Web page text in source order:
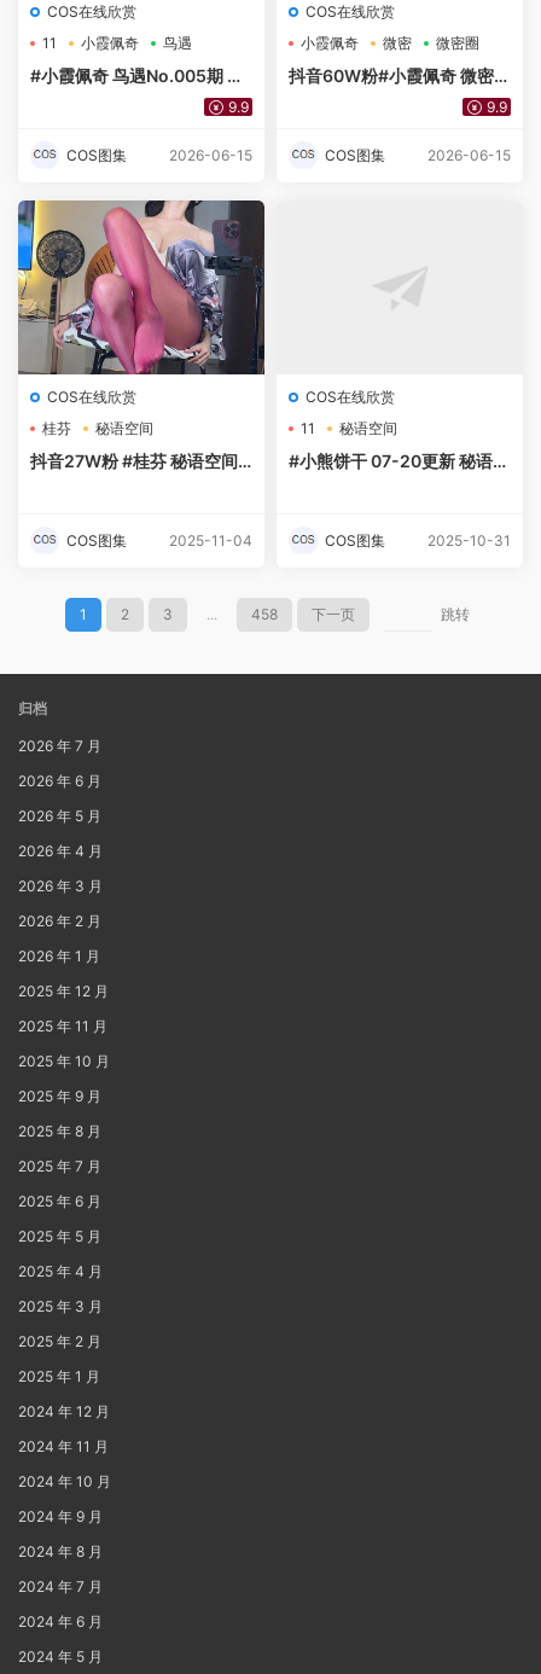
COS在线欣赏
11
小霞佩奇 鸟遇
#小霞佩奇 鸟遇No.005期 格
9.9
COS图集 2026-06-15
COS在线欣赏
小霞佩奇
微密 微密圈
抖音60W粉#小霞佩奇 微密圈
NO.010期 毛衣情趣[18P】-9.9
COS图集 2026-06-15
COS在线欣赏
桂芬
秘语空间
抖音27W粉 #桂芬 秘语空间N
COS图集 2025-11-04
COS在线欣赏
11
秘语空间
#小熊饼干 07-20更新 秘语空
COS图集 2025-10-31
1 2 3 ... 458 下一页 跳转
归档
2026 年 7 月
2026 年 6 月
2026 年 5 月
2026 年 4 月
2026 年 3 月
2026 年 2 月
2026 年 1 月
2025 年 12 月
2025 年 11 月
2025 年 10 月
2025 年 9 月
2025 年 8 月
2025 年 7 月
2025 年 6 月
2025 年 5 月
2025 年 4 月
2025 年 3 月
2025 年 2 月
2025 年 1 月
2024 年 12 月
2024 年 11 月
2024 年 10 月
2024 年 9 月
2024 年 8 月
2024 年 7 月
2024 年 6 月
2024 年 5 月